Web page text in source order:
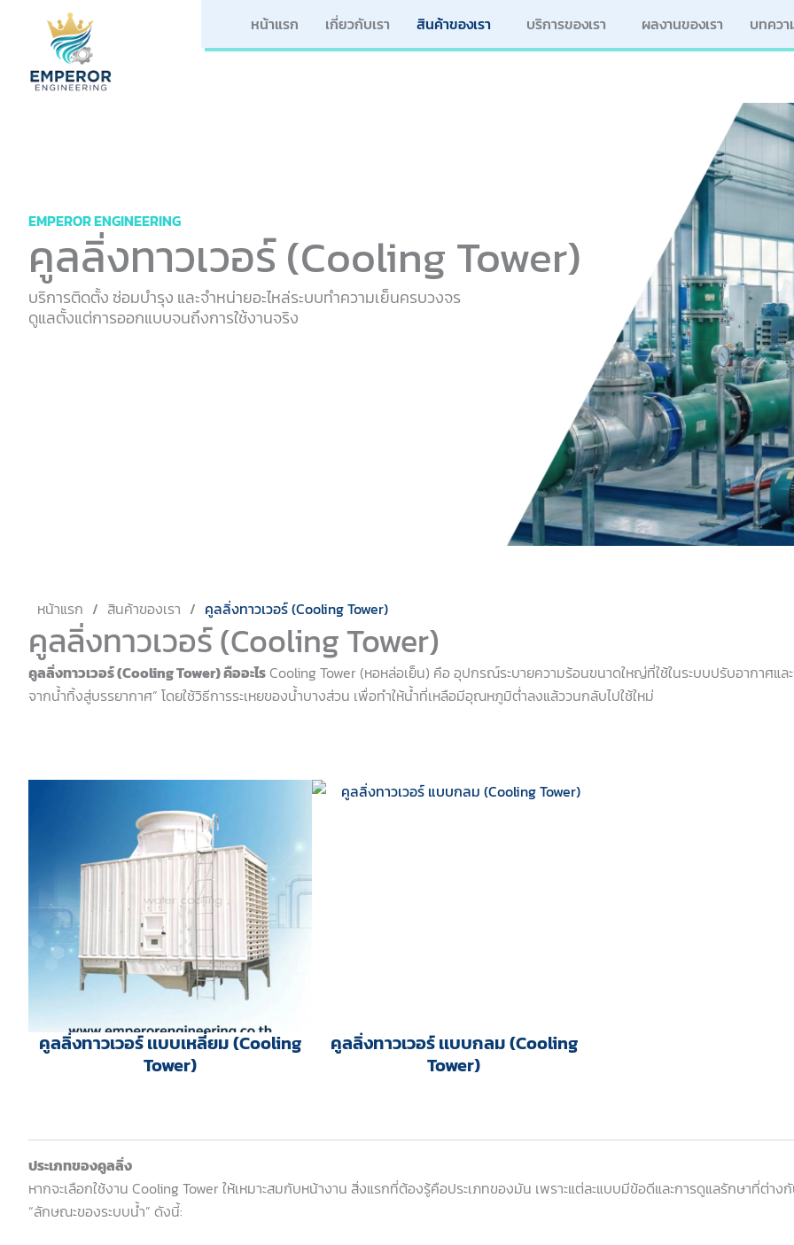
หน้าแรก เกี่ยวกับเรา สินค้าของเรา บริการของเรา ผลงานของเรา บทควา
EMPEROR ENGINEERING
คูลลิ่งทาวเวอร์ (Cooling Tower)
บริการติดตั้ง ซ่อมบำรุง และจำหน่ายอะไหล่ระบบทำความเย็นครบวงจร
ดูแลตั้งแต่การออกแบบจนถึงการใช้งานจริง
หน้าแรก / สินค้าของเรา / คูลลิ่งทาวเวอร์ (Cooling Tower)
คูลลิ่งทาวเวอร์ (Cooling Tower)
คูลลิ่งทาวเวอร์ (Cooling Tower) คืออะไร Cooling Tower (หอหล่อเย็น) คือ อุปกรณ์ระบายความร้อนขนาดใหญ่ที่ใช้ในระบบปรับอากาศแ
จากน้ำทิ้งสู่บรรยากาศ” โดยใช้วิธีการระเหยของน้ำบางส่วน เพื่อทำให้น้ำที่เหลือมีอุณหภูมิต่ำลงแล้ววนกลับไปใช้ใหม่
คูลลิ่งทาวเวอร์ เเบบเหลี่ยม (Cooling
Tower)
คูลลิ่งทาวเวอร์ เเบบกลม (Cooling
Tower)
ประเภทของคูลลิ่ง
หากจะเลือกใช้งาน Cooling Tower ให้เหมาะสมกับหน้างาน สิ่งแรกที่ต้องรู้คือประเภทของมัน เพราะแต่ละแบบมีข้อดีและการดูแลรักษาที่ต่าง
“ลักษณะของระบบน้ำ” ดังนี้: